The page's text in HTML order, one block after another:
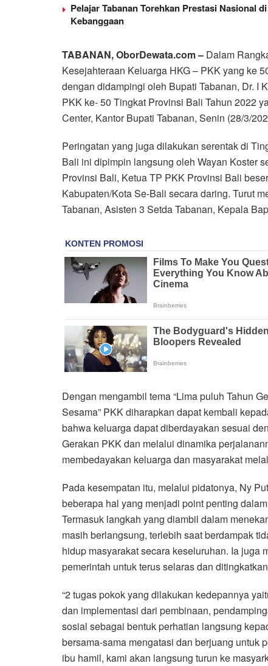
Pelajar Tabanan Torehkan Prestasi Nasional
Kebanggaan
TABANAN, OborDewata.com – Dalam
Kesejahteraan Keluarga HKG – PKK yang ke
dengan didampingi oleh Bupati Tabanan, Dr. I
PKK ke- 50 Tingkat Provinsi Bali Tahun 2022
Center, Kantor Bupati Tabanan, Senin (28/3/
Peringatan yang juga dilakukan serentak di
Bali ini dipimpin langsung oleh Wayan Koster
Provinsi Bali, Ketua TP PKK Provinsi Bali
Kabupaten/Kota Se-Bali secara daring. Turut
Tabanan, Asisten 3 Setda Tabanan, Kepala
Dengan mengambil tema “Lima puluh Tahun
Sesama” PKK diharapkan dapat kembali
bahwa keluarga dapat diberdayakan sesuai
Gerakan PKK dan melalui dinamika
membedayakan keluarga dan masyarakat
Pada kesempatan itu, melalui pidatonya, Ny
beberapa hal yang menjadi point penting
Termasuk langkah yang diambil dalam
masih berlangsung, terlebih saat berdampak
hidup masyarakat secara keseluruhan. Ia juga
pemerintah untuk terus selaras dan
“2 tugas pokok yang dilakukan kedepannya
dan implementasi dari pembinaan,
sosial sebagai bentuk perhatian langsung
bersama-sama mengatasi dan berjuang untuk
ibu hamil, kami akan langsung turun ke